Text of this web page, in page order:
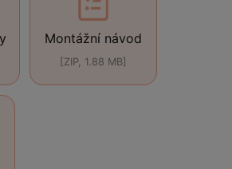
Montážní návod
[ZIP, 1.88 MB]